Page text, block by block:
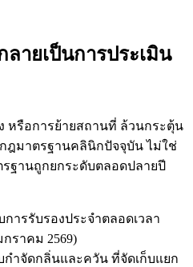
ายเป็นการประเมิน
หรือการย้ายสถานที่ ล้วนกระตุ้น
ฎมาตรฐานคลินิกปัจจุบัน ไม่ใช่
ฐานถูกยกระดับตลอดปลายปี
ารรับรองประจำตลอดเวลา
ราคม 2569)
ำจัดกลิ่นและควัน ที่จัดเก็บแยก